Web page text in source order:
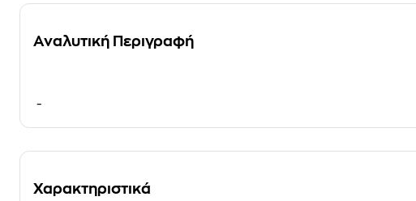
Αναλυτική Περιγραφή
-
Χαρακτηριστικά